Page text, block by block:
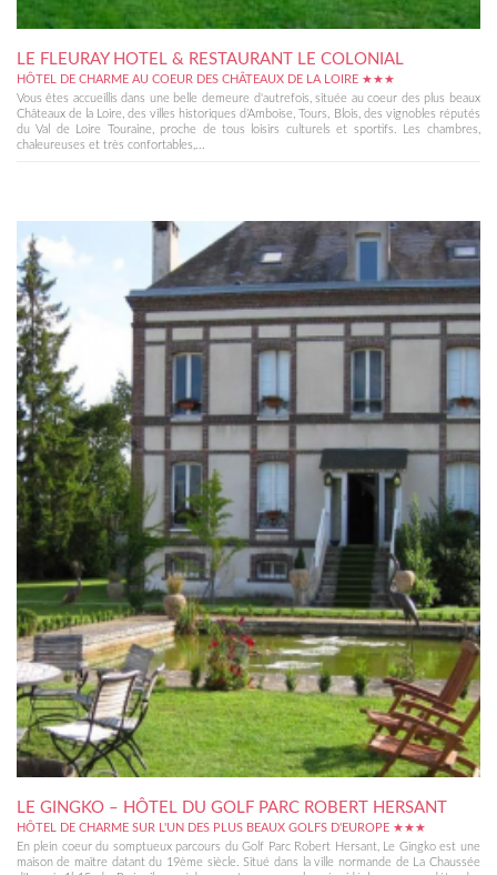
LE FLEURAY HOTEL & RESTAURANT LE COLONIAL
HÔTEL DE CHARME AU COEUR DES CHÂTEAUX DE LA LOIRE ★★★
Vous êtes accueillis dans une belle demeure d'autrefois, située au coeur des plus beaux
Châteaux de la Loire, des villes historiques d’Amboise, Tours, Blois, des vignobles réputés
du Val de Loire Touraine, proche de tous loisirs culturels et sportifs. Les chambres,
chaleureuses et très confortables,...
LE GINGKO – HÔTEL DU GOLF PARC ROBERT HERSANT
HÔTEL DE CHARME SUR L'UN DES PLUS BEAUX GOLFS D'EUROPE ★★★
En plein coeur du somptueux parcours du Golf Parc Robert Hersant, Le Gingko est une
maison de maître datant du 19ème siècle. Situé dans la ville normande de La Chaussée